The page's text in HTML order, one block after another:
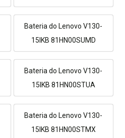
Bateria do Lenovo V130-
15IKB 81HN00SUMD
Bateria do Lenovo V130-
15IKB 81HN00STUA
Bateria do Lenovo V130-
15IKB 81HN00STMX